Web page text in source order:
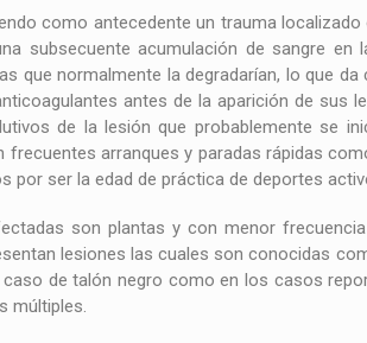
como antecedente un trauma
subsecuente acumulación de sangre en
que normalmente la degradarían, lo que
antes de la aparición de sus
de la lesión que probablemente se
arranques y paradas rápidas
ser la edad de práctica de deportes
son plantas y con menor
lesiones las cuales son conocidas
de talón negro como en los casos
múltiples.